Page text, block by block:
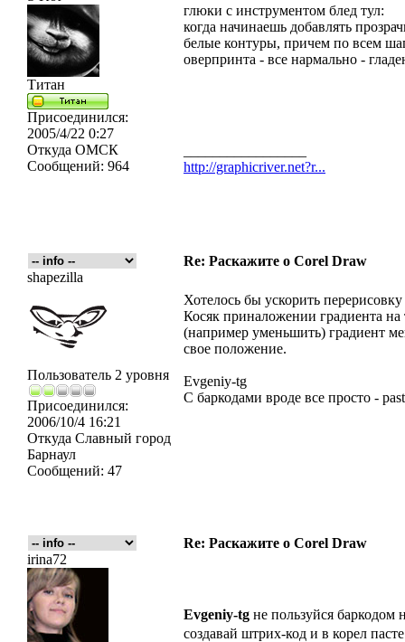
Титан
Присоединился:
2005/4/22 0:27
Откуда ОМСК
Сообщений: 964
глюки с инструментом блед тул:
когда начинаешь добавлять
белые контуры, причем по всем
оверпринта - все нармально -
http://graphicriver.net?r...
Re: Раскажите о Corel Draw
shapezilla
Пользователь 2 уровня
Присоединился:
2006/10/4 16:21
Откуда Славный город
Барнаул
Сообщений: 47
Хотелось бы ускорить перерисовку
Косяк приналожении градиента
(например уменьшить) градиент
свое положение.
Evgeniy-tg
С баркодами вроде все просто -
Re: Раскажите о Corel Draw
irina72
Evgeniy-tg не пользуйся баркодом
создавай штрих-код и в корел